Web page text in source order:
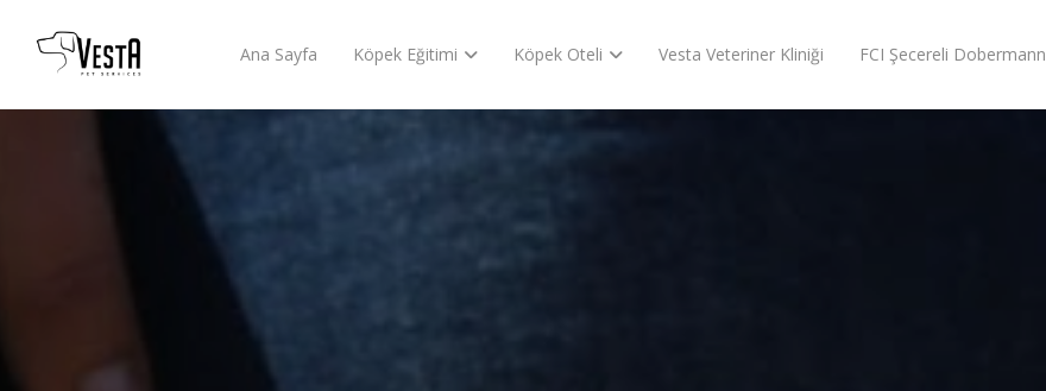
Ana Sayfa Köpek Eğitimi Köpek Oteli Vesta Veteriner Kliniği FCI Şecereli Dobermann